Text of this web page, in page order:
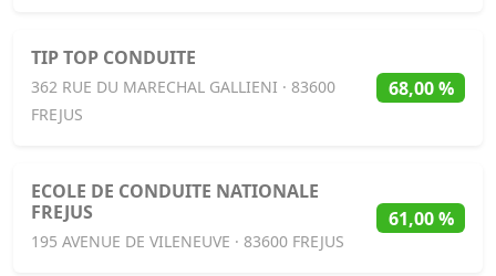
TIP TOP CONDUITE
362 RUE DU MARECHAL GALLIENI · 83600
FREJUS
68,00 %
ECOLE DE CONDUITE NATIONALE
FREJUS
195 AVENUE DE VILENEUVE · 83600 FREJUS
61,00 %